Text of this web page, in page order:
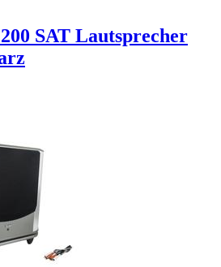
SAT Lautsprecher